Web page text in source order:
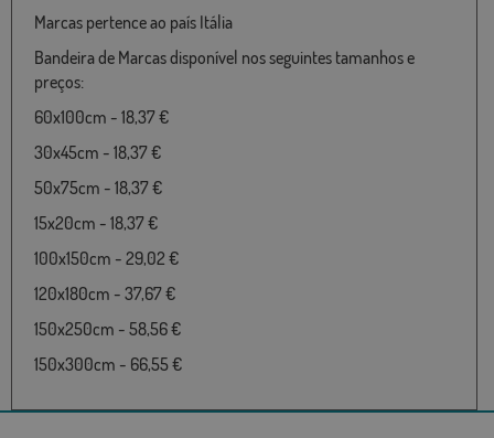
Marcas pertence ao país Itália
Bandeira de Marcas disponível nos seguintes tamanhos e
preços:
60x100cm - 18,37 €
30x45cm - 18,37 €
50x75cm - 18,37 €
15x20cm - 18,37 €
100x150cm - 29,02 €
120x180cm - 37,67 €
150x250cm - 58,56 €
150x300cm - 66,55 €